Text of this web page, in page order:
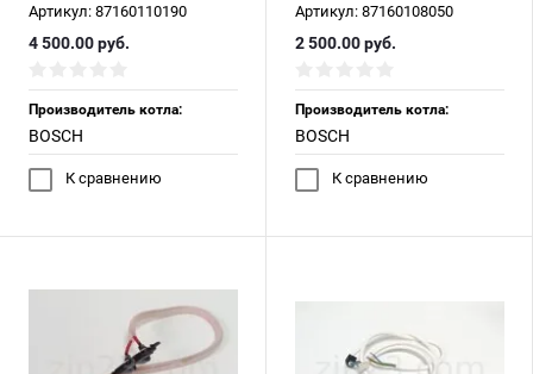
Артикул: 87160110190
4 500.00руб.
Производитель котла:
BOSCH
К сравнению
Артикул: 87160108050
2 500.00руб.
Производитель котла:
BOSCH
К сравнению